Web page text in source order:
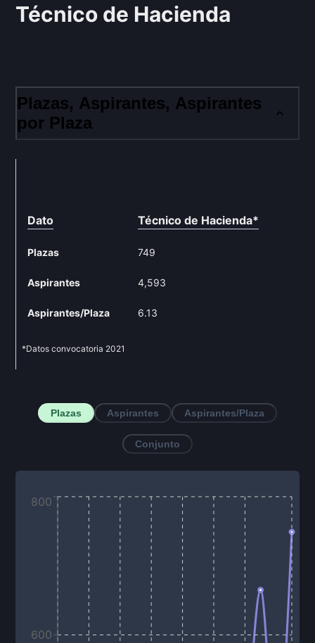
Técnico de Hacienda
Plazas, Aspirantes, Aspirantes
por Plaza
Dato Técnico de Hacienda*
Plazas 749
Aspirantes 4,593
Aspirantes/Plaza 6.13
*Datos convocatoria 2021
Plazas Aspirantes Aspirantes/Plaza
Conjunto
600
800